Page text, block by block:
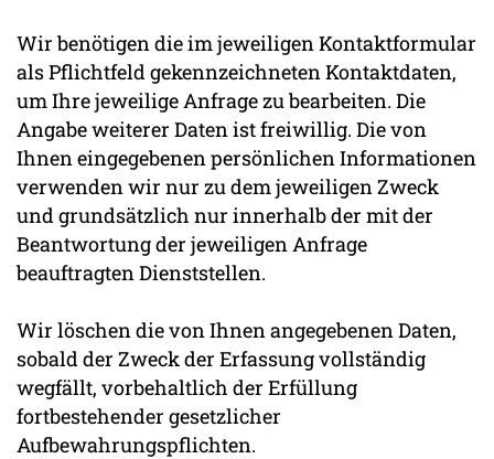
Wir benötigen die im jeweiligen Kontaktformular
als Pflichtfeld gekennzeichneten Kontaktdaten,
um Ihre jeweilige Anfrage zu bearbeiten. Die
Angabe weiterer Daten ist freiwillig. Die von
Ihnen eingegebenen persönlichen Informationen
verwenden wir nur zu dem jeweiligen Zweck
und grundsätzlich nur innerhalb der mit der
Beantwortung der jeweiligen Anfrage
beauftragten Dienststellen.
Wir löschen die von Ihnen angegebenen Daten,
sobald der Zweck der Erfassung vollständig
wegfällt, vorbehaltlich der Erfüllung
fortbestehender gesetzlicher
Aufbewahrungspflichten.